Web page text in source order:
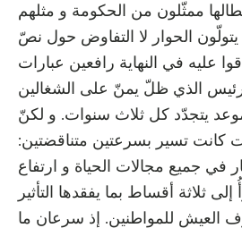
ممثّلون من الحكومة و مثلهم
الحوار لا التفاوض حول نصّ
عليه في النهاية رافعين عبارات
الذي ظلّ يمنّ على الشغالين
يتجدّد كل ثلاث سنوات. و لكنّ
كانت تسير بسرعتين متناقضتين:
في جميع مجالات الحياة و ارتفاع
ثلاثة أقساط بما يفقدها التأثير
العيش للمواطنين. إذ سرعان ما